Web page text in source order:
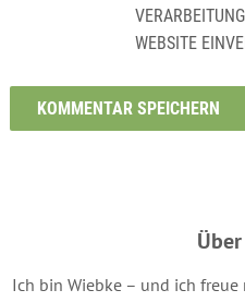
WEBSITE
Ich bin Wiebke – und ich